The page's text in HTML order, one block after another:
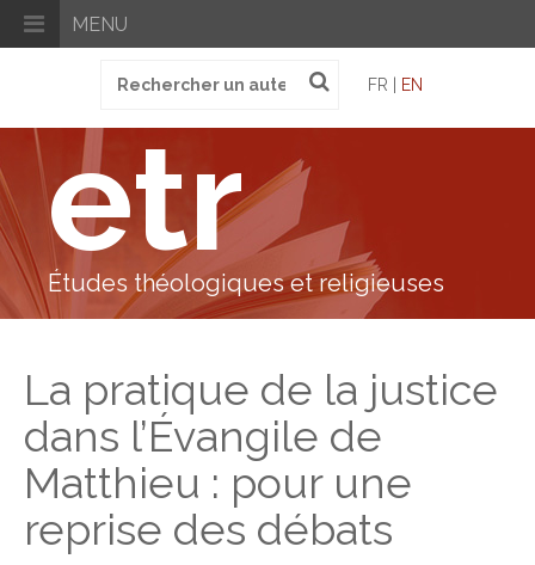
MENU
pour
FR | EN
etr
Études théologiques et religieuses
La pratique de la justice
dans l’Évangile de
Matthieu : pour une
reprise des débats